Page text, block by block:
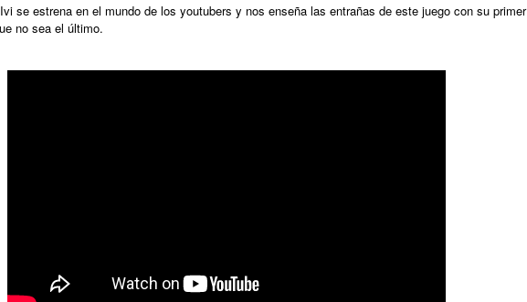
se estrena en el mundo de los youtubers y nos enseña las entrañas de este juego con su primer
no sea el último.